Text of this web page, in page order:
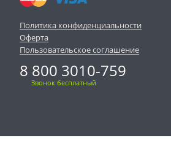
Политика конфиденциальности
Оферта
Пользовательское соглашение
8 800 3010-759
Звонок бесплатный